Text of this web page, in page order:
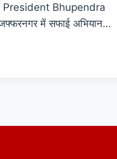
President Bhupendra
में सफाई अभियान…